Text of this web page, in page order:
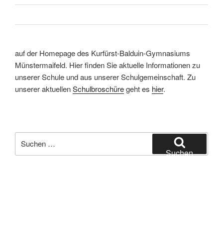
auf der Homepage des Kurfürst-Balduin-Gymnasiums
Münstermaifeld. Hier finden Sie aktuelle Informationen zu
unserer Schule und aus unserer Schulgemeinschaft. Zu
unserer aktuellenSchulbroschüregeht es hier.
nach:
Suchen